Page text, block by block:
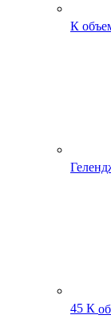
К
45 К